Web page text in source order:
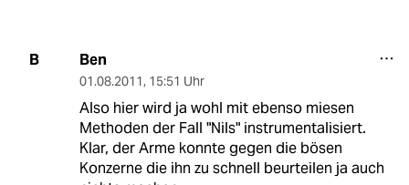
B Ben
01.08.2011, 15:51 Uhr
Also hier wird ja wohl mit ebenso miesen
Methoden der Fall "Nils" instrumentalisiert.
Klar, der Arme konnte gegen die bösen
Konzerne die ihn zu schnell beurteilen ja auch